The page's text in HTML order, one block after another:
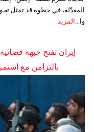
المعدّلة، في خطوة قد تمثل
وا... المزيد
إيران تفتح جبهة
بالتزامن مع